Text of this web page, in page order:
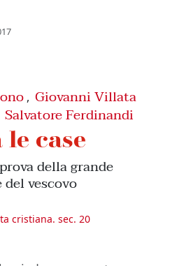
, Giovanni Villata
Salvatore Ferdinandi
case
della grande
vescovo
cristiana. sec. 20